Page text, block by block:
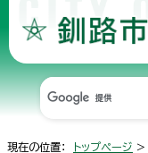
現在の位置： トップページ >